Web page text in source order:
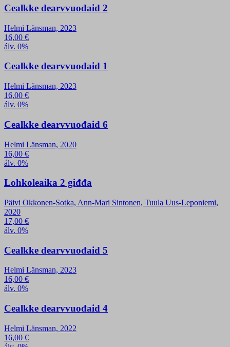
Cealkke dearvvuođaid 2
Helmi Länsman, 2023
16,00 €
álv. 0%
Cealkke dearvvuođaid 1
Helmi Länsman, 2023
16,00 €
álv. 0%
Cealkke dearvvuođaid 6
Helmi Länsman, 2020
16,00 €
álv. 0%
Lohkoleaika 2 giđđa
Päivi Okkonen-Sotka, Ann-Mari Sintonen, Tuula Uus-Leponiemi,
2020
17,00 €
álv. 0%
Cealkke dearvvuođaid 5
Helmi Länsman, 2023
16,00 €
álv. 0%
Cealkke dearvvuođaid 4
Helmi Länsman, 2022
16,00 €